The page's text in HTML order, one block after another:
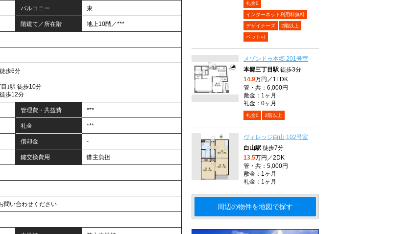
バルコニー 東
階建て／所在階 地上10階／***
歩6分
｣駅 徒歩10分
歩12分
管理費・共益費 ***
礼金 ***
償却金 -
鍵交換費用 借主負担
問い合わせください
礼金0
インターネット利用料無料
デザイナーズ 2階以上
ペット可
メゾンドゥ本郷 201号室
本郷三丁目駅 徒歩3分
14.9万円／1LDK
管・共：6,000円
敷金：1ヶ月
礼金：0ヶ月
礼金0 2階以上
ヴィレッジ白山 102号室
白山駅 徒歩7分
13.5万円／2DK
管・共：5,000円
敷金：1ヶ月
礼金：1ヶ月
周辺の物件を地図で探す